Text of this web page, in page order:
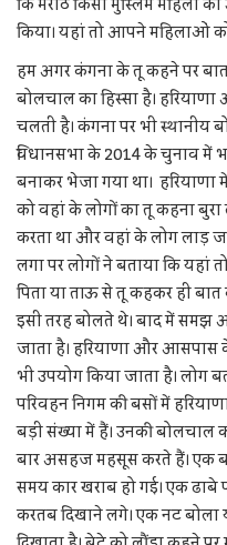
किया। यहां तो आपने महिलाओं को
हम अगर कंगना के तू कहने पर
बोलचाल का हिस्सा है। हरियाणा
चलती है। कंगना पर भी स्थानीय
विधानसभा के 2014 के चुनाव में
बनाकर भेजा गया था। हरियाणा
को वहां के लोगों का तू कहना
करता था और वहां के लोग लाड़
लगा पर लोगों ने बताया कि यहां
पिता या ताऊ से तू कहकर ही
इसी तरह बोलते थे। बाद में समझ
जाता है। हरियाणा और आसपास
भी उपयोग किया जाता है। लोग
परिवहन निगम की बसों में
बड़ी संख्या में हैं। उनकी बोलचाल
बार असहज महसूस करते हैं। एक
समय कार खराब हो गई। एक
करतब दिखाने लगे। एक नट